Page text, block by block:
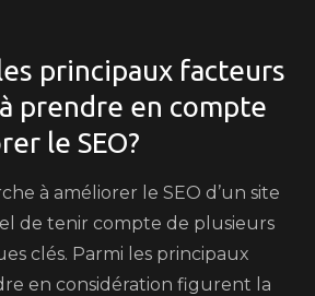
principaux facteurs
prendre en compte
le SEO?
à améliorer le SEO d’un site
de tenir compte de plusieurs
clés. Parmi les principaux
en considération figurent la